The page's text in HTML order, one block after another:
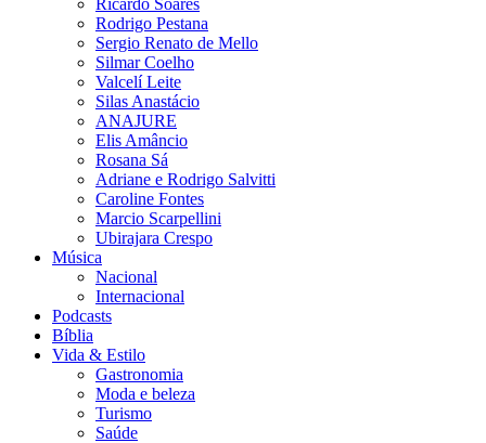
Ricardo Soares
Rodrigo Pestana
Sergio Renato de Mello
Silmar Coelho
Valcelí Leite
Silas Anastácio
ANAJURE
Elis Amâncio
Rosana Sá
Adriane e Rodrigo Salvitti
Caroline Fontes
Marcio Scarpellini
Ubirajara Crespo
Música
Nacional
Internacional
Podcasts
Bíblia
Vida & Estilo
Gastronomia
Moda e beleza
Turismo
Saúde